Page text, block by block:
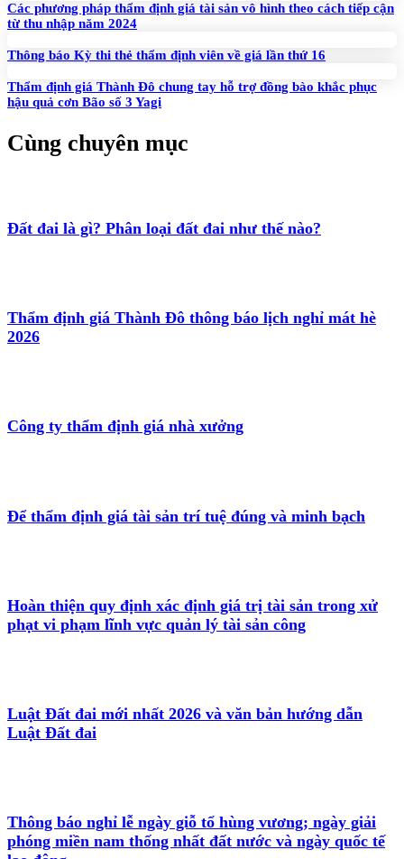
Các phương pháp thẩm định giá tài sản vô hình theo cách tiếp cận
từ thu nhập năm 2024
Thông báo Kỳ thi thẻ thẩm định viên về giá lần thứ 16
Thẩm định giá Thành Đô chung tay hỗ trợ đồng bào khắc phục
hậu quả cơn Bão số 3 Yagi
Cùng chuyên mục
Đất đai là gì? Phân loại đất đai như thế nào?
Thẩm định giá Thành Đô thông báo lịch nghỉ mát hè
2026
Công ty thẩm định giá nhà xưởng
Để thẩm định giá tài sản trí tuệ đúng và minh bạch
Hoàn thiện quy định xác định giá trị tài sản trong xử
phạt vi phạm lĩnh vực quản lý tài sản công
Luật Đất đai mới nhất 2026 và văn bản hướng dẫn
Luật Đất đai
Thông báo nghỉ lễ ngày giỗ tổ hùng vương; ngày giải
phóng miền nam thống nhất đất nước và ngày quốc tế